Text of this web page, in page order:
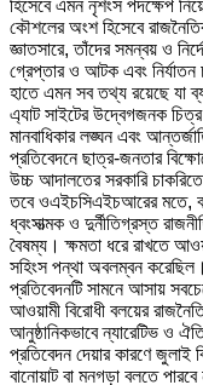
হিসেবে এমন নৃশংস পদক্ষেপ
কৌশলের অংশ হিসেবে
জ্ঞাতসারে, তাঁদের সমন্বয় ও
গ্রেপ্তার ও আটক এবং
হাতে এমন সব তথ্য রয়েছে যা
এ্যাট সাইটের উদ্বেগজনক
মানবাধিকার লঙ্ঘন এবং
প্রতিবেদনে ছাত্র-জনতার
উচ্চ আদালতের সরকারি
তবে ওএইচসিএইচআরের মতে,
ধ্বংসাত্মক ও দুর্নীতিগ্রস্ত
বৈষম্য। ক্ষমতা ধরে রাখতে
সহিংস পন্থা অবলম্বন করেছিল।
প্রতিবেদনটি সামনে আসায়
আওয়ামী বিরোধী বলয়ের
আনুষ্ঠানিকভাবে ন্যারেটিভ ও
প্রতিবেদন দেয়ার কারণে
বানোয়াট বা মনগড়া বলতে